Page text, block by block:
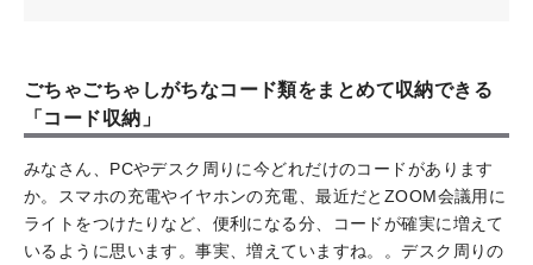
ごちゃごちゃしがちなコード類をまとめて収納できる
「コード収納」
みなさん、PCやデスク周りに今どれだけのコードがあります
か。スマホの充電やイヤホンの充電、最近だとZOOM会議用に
ライトをつけたりなど、便利になる分、コードが確実に増えて
いるように思います。事実、増えていますね。。デスク周りの